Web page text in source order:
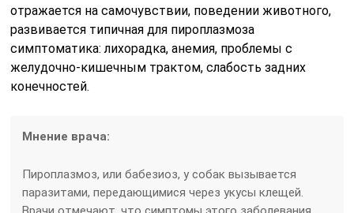
отражается на самочувствии, поведении животного,
развивается типичная для пироплазмоза
симптоматика: лихорадка, анемия, проблемы с
желудочно-кишечным трактом, слабость задних
конечностей.
Мнение врача:
Пироплазмоз, или бабезиоз, у собак вызывается
паразитами, передающимися через укусы клещей.